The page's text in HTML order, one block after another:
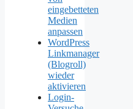
eingebetteten
Medien
anpassen
WordPress
Linkmanager
(Blogroll)
wieder
aktivieren
Login-